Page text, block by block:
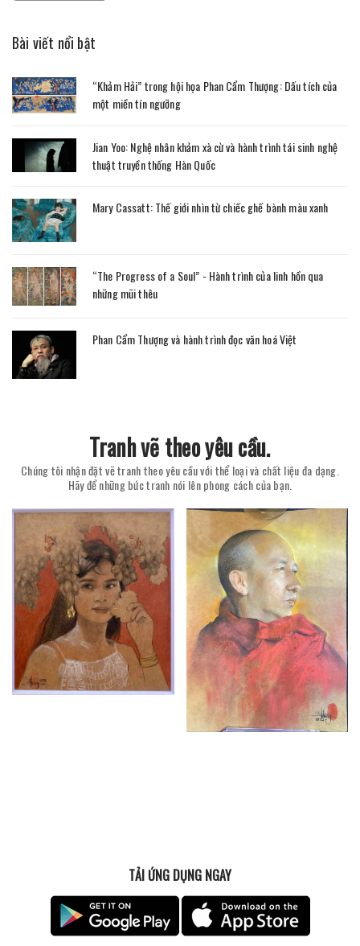
Bài viết nổi bật
“Khảm Hải” trong hội họa Phan Cẩm Thượng: Dấu tích của
một miền tín ngưỡng
Jian Yoo: Nghệ nhân khảm xà cừ và hành trình tái sinh nghệ
thuật truyền thống Hàn Quốc
Mary Cassatt: Thế giới nhìn từ chiếc ghế bành màu xanh
“The Progress of a Soul” - Hành trình của linh hồn qua
những mũi thêu
Phan Cẩm Thượng và hành trình đọc văn hoá Việt
Tranh vẽ theo yêu cầu.
Chúng tôi nhận đặt vẽ tranh theo yêu cầu với thể loại và chất liệu đa dạng.
Hãy để những bức tranh nói lên phong cách của bạn.
TẢI ỨNG DỤNG NGAY